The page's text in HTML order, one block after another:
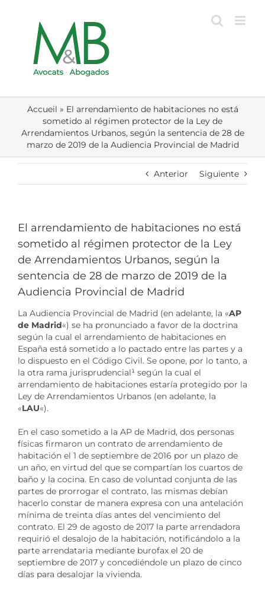
Accueil » El arrendamiento de habitaciones no está
sometido al régimen protector de la Ley de
Arrendamientos Urbanos, según la sentencia de 28 de
marzo de 2019 de la Audiencia Provincial de Madrid
Anterior Siguiente
El arrendamiento de habitaciones no está
sometido al régimen protector de la Ley
de Arrendamientos Urbanos, según la
sentencia de 28 de marzo de 2019 de la
Audiencia Provincial de Madrid
La Audiencia Provincial de Madrid (en adelante, la «AP
de Madrid«) se ha pronunciado a favor de la doctrina
según la cual el arrendamiento de habitaciones en
España está sometido a lo pactado entre las partes y a
lo dispuesto en el Código Civil. Se opone, por lo tanto, a
la otra rama jurisprudencial¹ según la cual el
arrendamiento de habitaciones estaría protegido por la
Ley de Arrendamientos Urbanos (en adelante, la
«LAU«).
En el caso sometido a la AP de Madrid, dos personas
físicas firmaron un contrato de arrendamiento de
habitación el 1 de septiembre de 2016 por un plazo de
un año, en virtud del que se compartían los cuartos de
baño y la cocina. En caso de voluntad conjunta de las
partes de prorrogar el contrato, las mismas debían
hacerlo constar de manera expresa con una antelación
mínima de treinta días antes del vencimiento del
contrato. El 29 de agosto de 2017 la parte arrendadora
requirió el desalojo de la habitación, notificándolo a la
parte arrendataria mediante burofax el 20 de
septiembre de 2017 y concediéndole un plazo de cinco
días para desalojar la vivienda.